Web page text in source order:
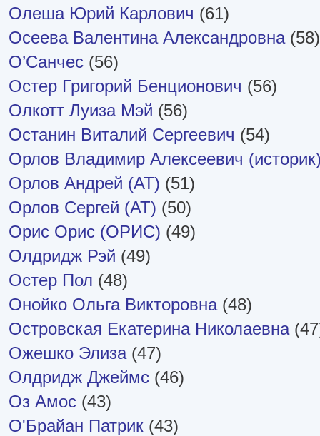
Олеша Юрий Карлович (61)
Осеева Валентина Александровна (58)
О’Санчес (56)
Остер Григорий Бенционович (56)
Олкотт Луиза Мэй (56)
Останин Виталий Сергеевич (54)
Орлов Владимир Алексеевич
Орлов Андрей (АТ) (51)
Орлов Сергей (AT) (50)
Орис Орис (ОРИС) (49)
Олдридж Рэй (49)
Остер Пол (48)
Онойко Ольга Викторовна (48)
Островская Екатерина Николаевна
Ожешко Элиза (47)
Олдридж Джеймс (46)
Оз Амос (43)
О'Брайан Патрик (43)